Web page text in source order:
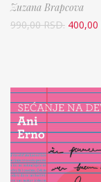
Zuzana Brapcova
990,00RSD. 400,00